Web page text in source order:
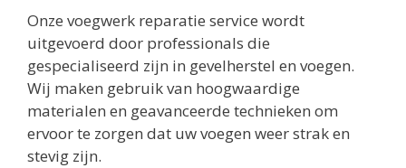
Onze voegwerk reparatie service wordt
uitgevoerd door professionals die
gespecialiseerd zijn in gevelherstel en voegen.
Wij maken gebruik van hoogwaardige
materialen en geavanceerde technieken om
ervoor te zorgen dat uw voegen weer strak en
stevig zijn.